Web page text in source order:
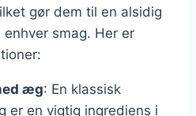
gør dem til en alsidig
smag. Her er
æg: En klassisk
er en vigtig ingrediens i